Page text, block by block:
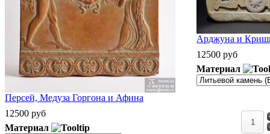
Персей, Медуза Горгона и Афина
12500 руб
Материал
Арджуна и
12500 руб
Материал